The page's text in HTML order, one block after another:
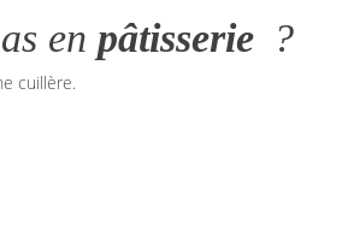
en pâtisserie ?
cuillère.